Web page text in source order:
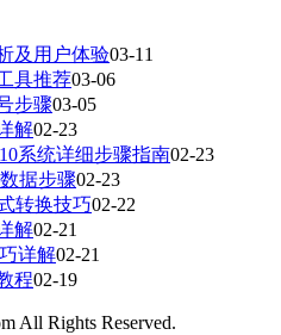
及用户体验03-11
具推荐03-06
步骤03-05
解02-23
系统详细步骤指南02-23
据步骤02-23
转换技巧02-22
解02-21
详解02-21
程02-19
All Rights Reserved.